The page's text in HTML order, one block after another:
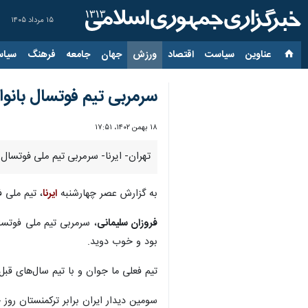
۱۵ مرداد ۱۴۰۵
عناوین‌ سیاست اقتصاد ورزش جهان جامعه فرهنگ
سرمربی تیم فوتسال
۱۸ بهمن ۱۴۰۲، ۱۷:۵۱